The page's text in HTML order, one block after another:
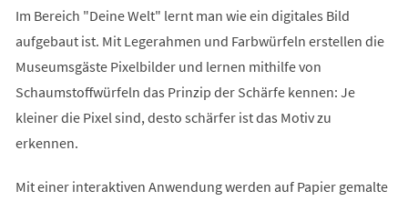
Im Bereich "Deine Welt" lernt man wie ein digitales Bild
aufgebaut ist. Mit Legerahmen und Farbwürfeln erstellen die
Museumsgäste Pixelbilder und lernen mithilfe von
Schaumstoffwürfeln das Prinzip der Schärfe kennen: Je
kleiner die Pixel sind, desto schärfer ist das Motiv zu
erkennen.
Mit einer interaktiven Anwendung werden auf Papier gemalte